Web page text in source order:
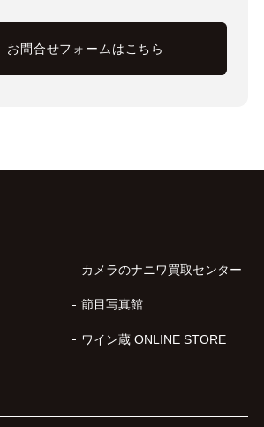
お問合せフォームはこちら
カメラのナニワ買取センター
節目写真館
ワイン蔵 ONLINE STORE